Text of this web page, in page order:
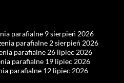
parafialne 9 sierpień 2026
parafialne 2 sierpień 2026
parafialne 26 lipiec 2026
parafialne 19 lipiec 2026
parafialne 12 lipiec 2026